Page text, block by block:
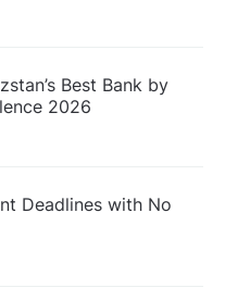
Best Bank by
2026
Deadlines with No